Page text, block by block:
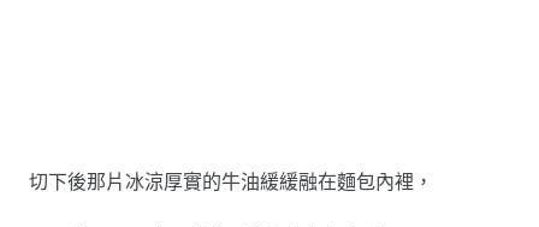
切下後那片冰涼厚實的牛油緩緩融在麵包內裡，